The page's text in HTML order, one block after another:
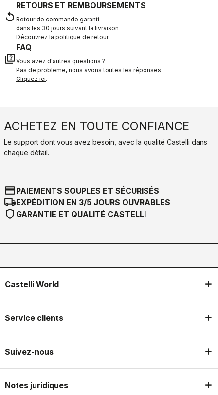
replay
RETOURS ET REMBOURSEMENTS
Retour de commande garanti
dans les 30 jours suivant la livraison
Découvrez la politique de retour
quiz
FAQ
Vous avez d'autres questions ?
Pas de problème, nous avons toutes les réponses !
Cliquez ici.
ACHETEZ EN TOUTE CONFIANCE
Le support dont vous avez besoin, avec la qualité Castelli dans
chaque détail.
credit_cardPAIEMENTS SOUPLES ET SÉCURISÉS
local_shippingEXPÉDITION EN 3/5 JOURS OUVRABLES
shield GARANTIE ET QUALITÉ CASTELLI
Castelli World
Service clients
Suivez-nous
Notes juridiques